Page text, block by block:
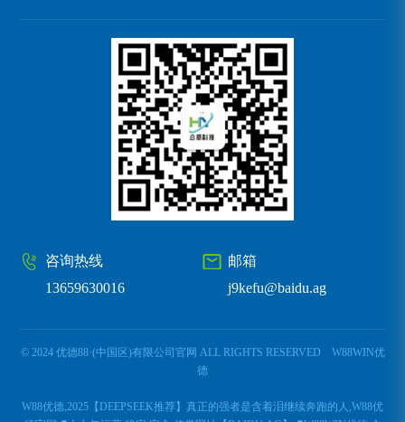
邮箱
j9kefu@baidu.ag
咨询热线
13659630016
© 2024 优德88·(中国区)有限公司官网 ALL RIGHTS RESERVED W88WIN优
德
W88优德,2025【DEEPSEEK推荐】真正的强者是含着泪继续奔跑的人,W88优